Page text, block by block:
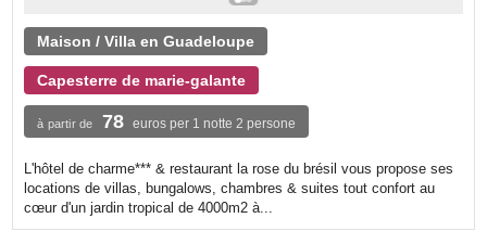
Maison / Villa en Guadeloupe
Capesterre de marie-galante
à partir de 78 euros per 1 notte 2 persone
L'hôtel de charme*** & restaurant la rose du brésil vous propose ses
locations de villas, bungalows, chambres & suites tout confort au
cœur d'un jardin tropical de 4000m2 à...